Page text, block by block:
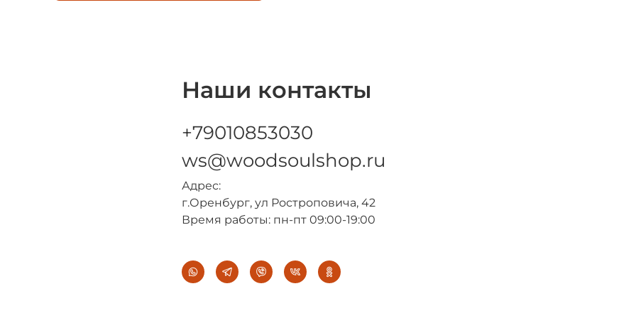
Наши контакты
+79010853030
ws@woodsoulshop.ru
Адрес:
г.Оренбург, ул Ростроповича, 42
Время работы: пн-пт 09:00-19:00